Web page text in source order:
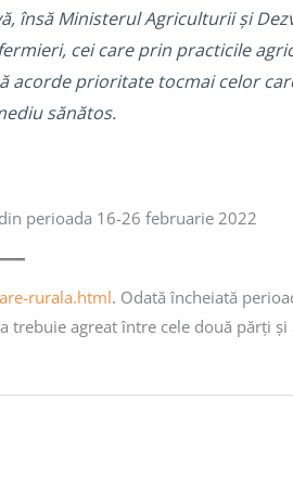
însă Ministerul Agriculturii și
cei care prin practicile
acorde prioritate tocmai celor
sănătos.
perioada 16-26 februarie 2022
rurala.html. Odată încheiată
trebuie agreat între cele două părți